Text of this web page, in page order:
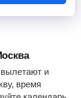
вылетают и
время